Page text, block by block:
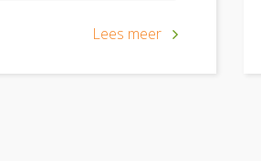
Lees meer